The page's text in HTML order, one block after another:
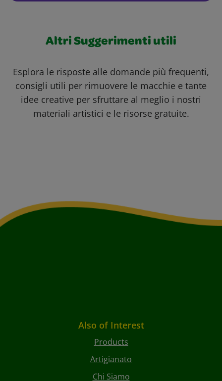
Altri Suggerimenti utili
Esplora le risposte alle domande più frequenti,
consigli utili per rimuovere le macchie e tante
idee creative per sfruttare al meglio i nostri
materiali artistici e le risorse gratuite.
Also of Interest
Products
Artigianato
Chi Siamo